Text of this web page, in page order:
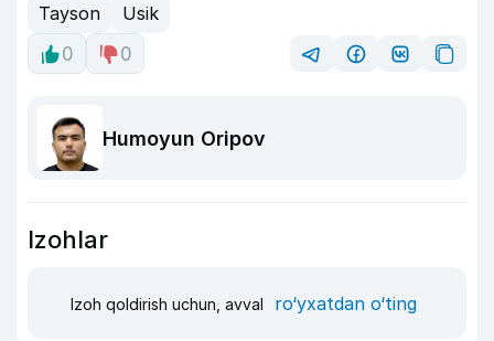
Tayson
Usik
0
0
Humoyun Oripov
Izohlar
Izoh qoldirish uchun, avval ro‘yxatdan o‘ting